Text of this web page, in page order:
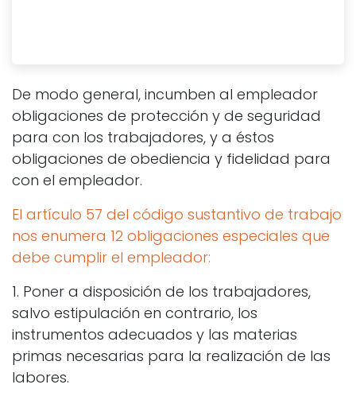
De modo general, incumben al empleador
obligaciones de protección y de seguridad
para con los trabajadores, y a éstos
obligaciones de obediencia y fidelidad para
con el empleador.
El artículo 57 del código sustantivo de trabajo
nos enumera 12 obligaciones especiales que
debe cumplir el empleador:
1. Poner a disposición de los trabajadores,
salvo estipulación en contrario, los
instrumentos adecuados y las materias
primas necesarias para la realización de las
labores.